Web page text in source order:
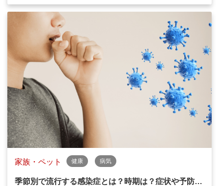
家族・ペット 健康 病気
季節別で流行する感染症とは？時期は？症状や予防…